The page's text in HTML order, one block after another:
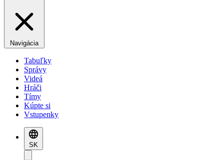
Navigácia
Tabuľky
Správy
Videá
Hráči
Tímy
Kúpte si
Vstupenky
SK